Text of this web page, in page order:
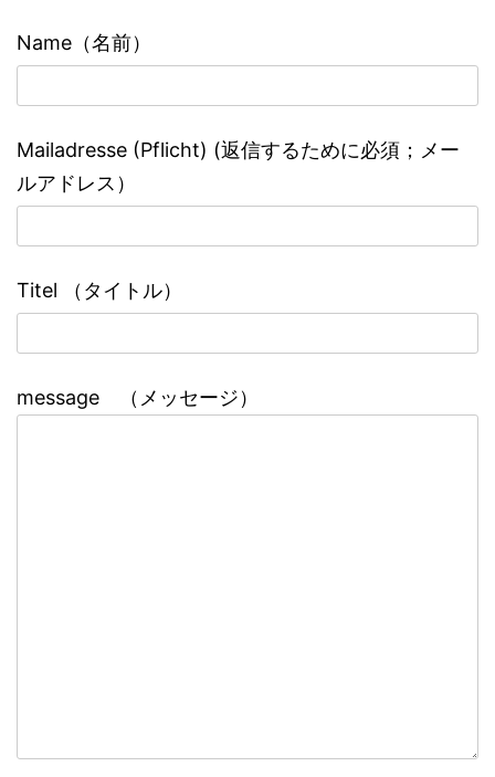
Name（名前）
Mailadresse (Pflicht) (返信するために必須；メー
ルアドレス）
Titel （タイトル）
message （メッセージ）